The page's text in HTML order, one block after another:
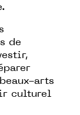
de
arts
culturel